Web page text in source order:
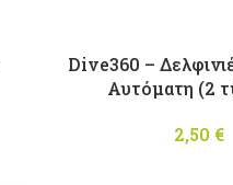
Dive360 –
Αυτόματη (2
2,50 €